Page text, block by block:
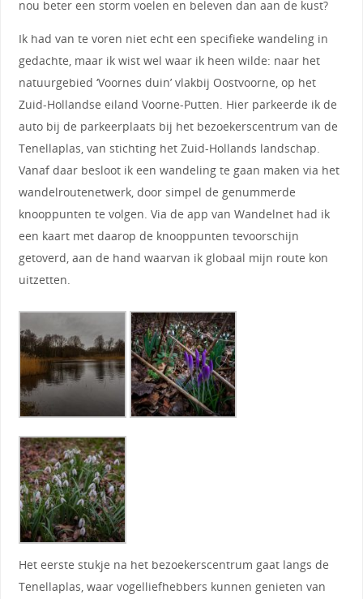
nou beter een storm voelen en beleven dan aan de kust?
Ik had van te voren niet echt een specifieke wandeling in
gedachte, maar ik wist wel waar ik heen wilde: naar het
natuurgebied ‘Voornes duin’ vlakbij Oostvoorne, op het
Zuid-Hollandse eiland Voorne-Putten. Hier parkeerde ik de
auto bij de parkeerplaats bij het bezoekerscentrum van de
Tenellaplas, van stichting het Zuid-Hollands landschap.
Vanaf daar besloot ik een wandeling te gaan maken via het
wandelroutenetwerk, door simpel de genummerde
knooppunten te volgen. Via de app van Wandelnet had ik
een kaart met daarop de knooppunten tevoorschijn
getoverd, aan de hand waarvan ik globaal mijn route kon
uitzetten.
Het eerste stukje na het bezoekerscentrum gaat langs de
Tenellaplas, waar vogelliefhebbers kunnen genieten van